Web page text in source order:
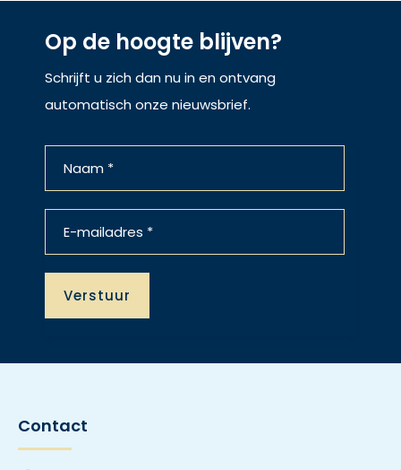
Op de hoogte blijven?
Schrijft u zich dan nu in en ontvang
automatisch onze nieuwsbrief.
Contact